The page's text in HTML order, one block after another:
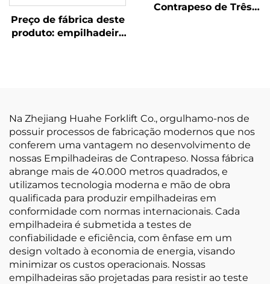
Preço de fábrica deste
produto: empilhadeira
elevação de 3000 mm,
para todos os tipos de
terreno
Contrapeso de Três
Na Zhejiang Huahe Forklift Co., orgulhamo-nos de
possuir processos de fabricação modernos que nos
conferem uma vantagem no desenvolvimento de
nossas Empilhadeiras de Contrapeso. Nossa fábrica
abrange mais de 40.000 metros quadrados, e
utilizamos tecnologia moderna e mão de obra
qualificada para produzir empilhadeiras em
conformidade com normas internacionais. Cada
empilhadeira é submetida a testes de
confiabilidade e eficiência, com ênfase em um
design voltado à economia de energia, visando
minimizar os custos operacionais. Nossas
empilhadeiras são projetadas para resistir ao teste